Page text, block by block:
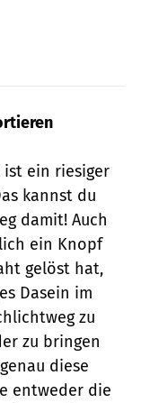
ist ein riesiger
kannst du
damit! Auch
ein Knopf
gelöst hat,
Dasein im
zu
zu bringen
diese
entweder die